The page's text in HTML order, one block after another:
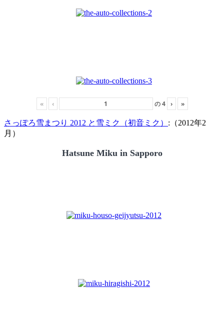
« ‹ の4 › »
さっぽろ雪まつり 2012 と雪ミク（初音ミク） :（2012年2
月）
Hatsune Miku in Sapporo